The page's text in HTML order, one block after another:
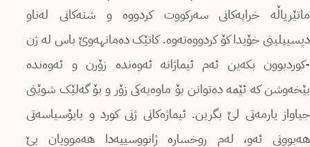
ماتێریاڵە خراپەکانی سەرکووت کردووە و شتەکانی لەناو
دیسیپلینی خۆیدا کۆ کردووەتەوە. کاتێک دەمانهەوێ باس لە ژن
-کوردبوون بکەین ئەم ئیماژانە ئەوەندە زۆرن و ئەوەندە
بێخەوشن کە ئێمە دەتوانن بۆ ماوەیەکی زۆر و بۆ گەلێک شوێنی
جیاواز یارمەتی لێ بگرین. ئیماژەکانی ژنی کورد و بایۆسیاسەتی
هەبوونی ئەو، لەم ڕوخسارە ژانووسییەدا هەموویان بێ